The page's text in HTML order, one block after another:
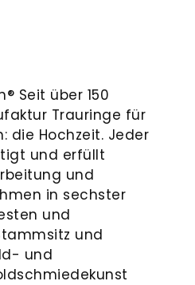
Seit über 150
Trauringe für
die Hochzeit. Jeder
und erfüllt
und
in sechster
und
und
und